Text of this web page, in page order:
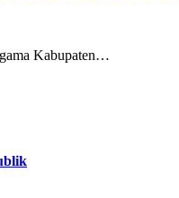
Kabupaten…